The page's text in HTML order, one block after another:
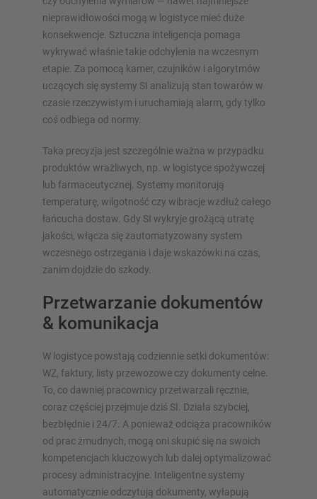
nieprawidłowości mogą w logistyce mieć duże
konsekwencje. Sztuczna inteligencja pomaga
wykrywać właśnie takie odchylenia na wczesnym
etapie. Za pomocą kamer, czujników i algorytmów
uczących się systemy SI analizują stan towarów w
czasie rzeczywistym i uruchamiają alarm, gdy tylko
coś odbiega od normy.
Taka precyzja jest szczególnie ważna w przypadku
produktów wrażliwych, np. w logistyce spożywczej
lub farmaceutycznej. Systemy monitorują
temperaturę, wilgotność czy wibracje wzdłuż całego
łańcucha dostaw. Gdy SI wykryje grożącą utratę
jakości, włącza się zautomatyzowany system
wczesnego ostrzegania i daje wskazówki na czas,
zanim dojdzie do szkody.
Przetwarzanie dokumentów
& komunikacja
W logistyce powstają codziennie setki dokumentów:
WZ, faktury, listy przewozowe czy dokumenty celne.
To, co dawniej pracownicy przetwarzali ręcznie,
coraz częściej przejmuje dziś SI. Działa szybciej,
bezbłędnie i 24/7. A ponieważ odciąża pracowników
od prac żmudnych, mogą oni skupić się na swoich
kompetencjach kluczowych lub dalej optymalizować
procesy administracyjne. Inteligentne systemy
automatycznie odczytują dokumenty, wyłapują